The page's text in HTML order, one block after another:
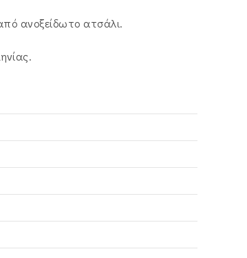
ανοξείδωτο ατσάλι.